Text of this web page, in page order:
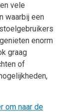
vele
waarbij een
enorm
graag
of
om naar de